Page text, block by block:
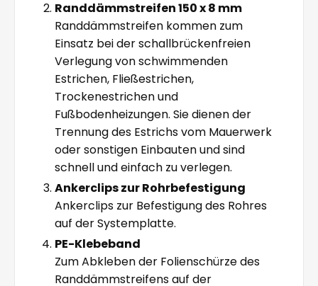
Randdämmstreifen 150 x 8 mm
Randdämmstreifen kommen zum
Einsatz bei der schallbrückenfreien
Verlegung von schwimmenden
Estrichen, Fließestrichen,
Trockenestrichen und
Fußbodenheizungen. Sie dienen der
Trennung des Estrichs vom Mauerwerk
oder sonstigen Einbauten und sind
schnell und einfach zu verlegen.
Ankerclips zur Rohrbefestigung
Ankerclips zur Befestigung des Rohres
auf der Systemplatte.
PE-Klebeband
Zum Abkleben der Folienschürze des
Randdämmstreifens auf der